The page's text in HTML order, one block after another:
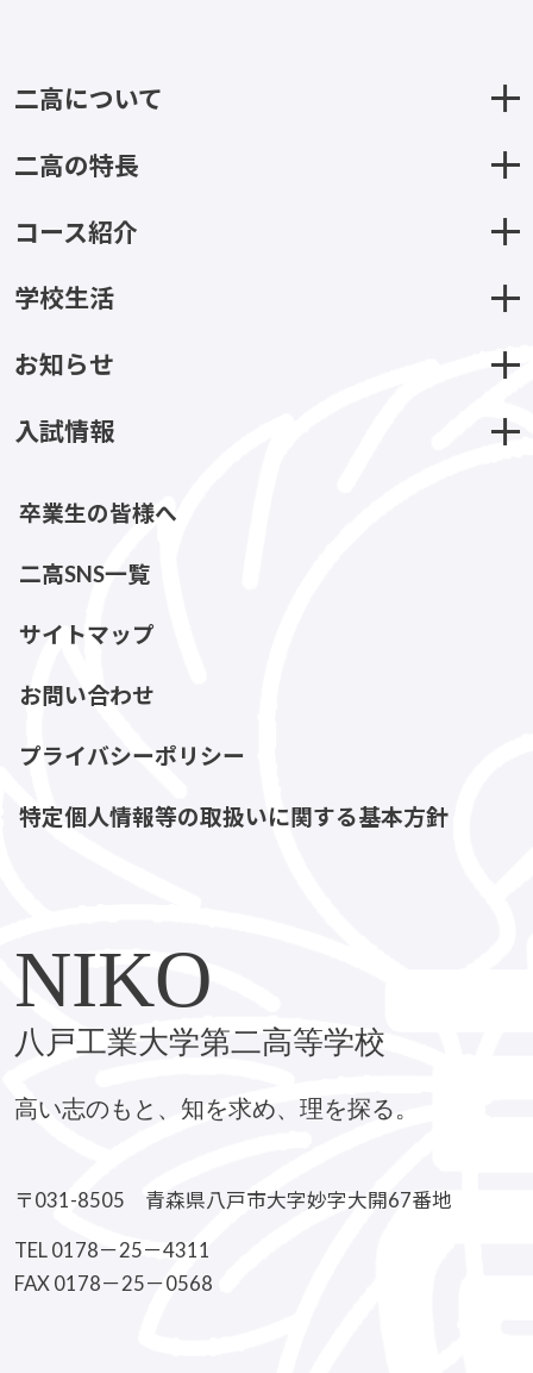
二高について
二高の特長
コース紹介
学校生活
お知らせ
入試情報
卒業生の皆様へ
二高SNS一覧
サイトマップ
お問い合わせ
プライバシーポリシー
特定個人情報等の取扱いに関する基本方針
NIKO
八戸工業大学第二高等学校
高い志のもと、知を求め、理を探る。
〒031-8505 青森県八戸市大字妙字大開67番地
TEL 0178－25－4311
FAX 0178－25－0568